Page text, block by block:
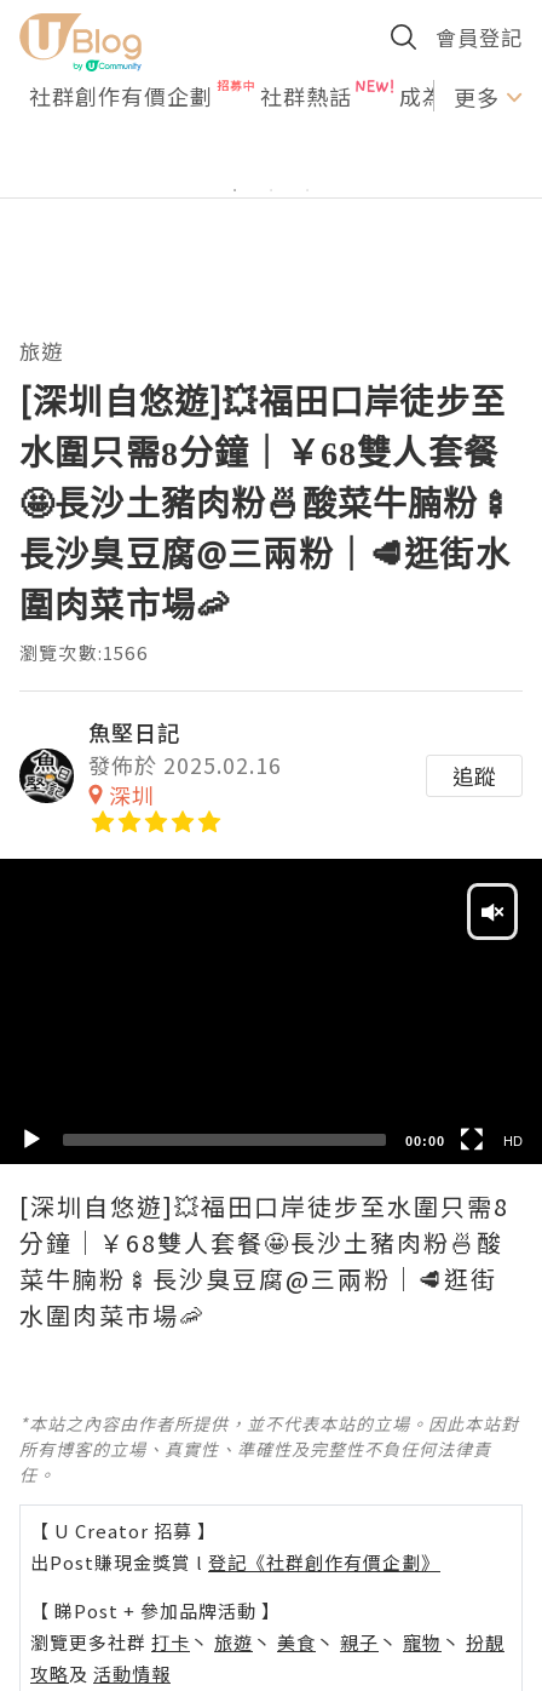
會員登記
社群創作有價企劃 社群熱話 成為U更多
旅遊
[深圳自悠遊]💥福田口岸徒步至
水圍只需8分鐘｜￥68雙人套餐
🤩長沙土豬肉粉🍜酸菜牛腩粉🍢
長沙臭豆腐@三兩粉｜🥩逛街水
圍肉菜市場🦐
瀏覽次數:1566
魚堅日記
發佈於 2025.02.16
深圳
追蹤
00:00 HD
[深圳自悠遊]💥福田口岸徒步至水圍只需8
分鐘｜￥68雙人套餐🤩長沙土豬肉粉🍜酸
菜牛腩粉🍢長沙臭豆腐@三兩粉｜🥩逛街
水圍肉菜市場🦐
*本站之內容由作者所提供，並不代表本站的立場。因此本站對
所有博客的立場、真實性、準確性及完整性不負任何法律責
任。
【 U Creator 招募 】
出Post賺現金獎賞 l 登記《社群創作有價企劃》
【 睇Post + 參加品牌活動 】
瀏覽更多社群 打卡 丶 旅遊 丶 美食 丶 親子 丶 寵物 丶 扮靚
攻略及 活動情報